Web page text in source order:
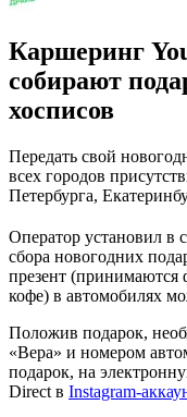
Каршеринг
собирают
хосписов
Передать свой
всех городов
Петербурга,
Оператор установил в
сбора новогодних
презент (принимаются
кофе) в автомобилях
Положив подарок,
«Вера» и номером
подарок, на
Direct в Instagram-